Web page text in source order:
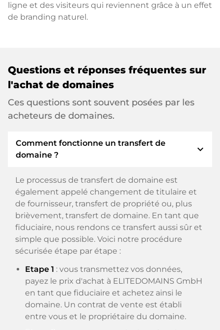
ligne et des visiteurs qui reviennent grâce à un effet
de branding naturel.
Questions et réponses fréquentes sur
l'achat de domaines
Ces questions sont souvent posées par les
acheteurs de domaines.
Comment fonctionne un transfert de
domaine ?
expand_more
Le processus de transfert de domaine est
également appelé changement de titulaire et
de fournisseur, transfert de propriété ou, plus
brièvement, transfert de domaine. En tant que
fiduciaire, nous rendons ce transfert aussi sûr et
simple que possible. Voici notre procédure
sécurisée étape par étape :
Etape 1 : vous transmettez vos données,
payez le prix d'achat à ELITEDOMAINS GmbH
en tant que fiduciaire et achetez ainsi le
domaine. Un contrat de vente est établi
entre vous et le propriétaire du domaine.